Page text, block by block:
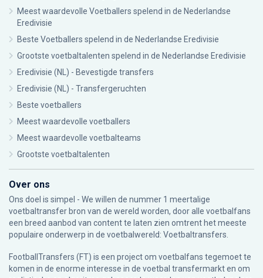
Meest waardevolle Voetballers spelend in de Nederlandse
Eredivisie
Beste Voetballers spelend in de Nederlandse Eredivisie
Grootste voetbaltalenten spelend in de Nederlandse Eredivisie
Eredivisie (NL) - Bevestigde transfers
Eredivisie (NL) - Transfergeruchten
Beste voetballers
Meest waardevolle voetballers
Meest waardevolle voetbalteams
Grootste voetbaltalenten
Over ons
Ons doel is simpel - We willen de nummer 1 meertalige
voetbaltransfer bron van de wereld worden, door alle voetbalfans
een breed aanbod van content te laten zien omtrent het meeste
populaire onderwerp in de voetbalwereld: Voetbaltransfers.
FootballTransfers (FT) is een project om voetbalfans tegemoet te
komen in de enorme interesse in de voetbal transfermarkt en om